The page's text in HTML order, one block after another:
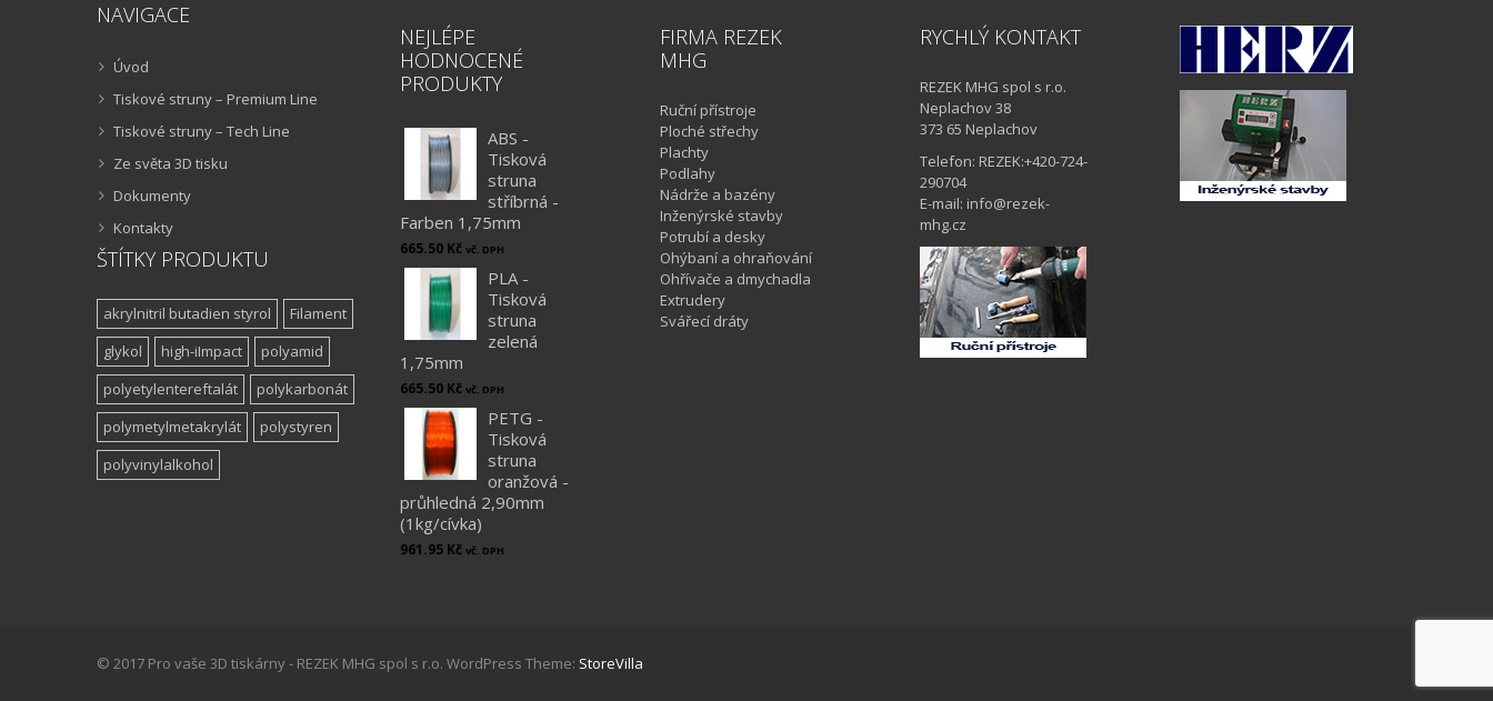
NAVIGACE
Úvod
Tiskové struny – Premium Line
Tiskové struny – Tech Line
Ze světa 3D tisku
Dokumenty
Kontakty
ŠTÍTKY PRODUKTU
akrylnitril butadien styrol
Filament
glykol
high-iImpact
polyamid
polyetylentereftalát
polykarbonát
polymetylmetakrylát
polystyren
polyvinylalkohol
NEJLÉPE
HODNOCENÉ
PRODUKTY
ABS -
Tisková
struna
stříbrná -
Farben 1,75mm
665.50 Kč vč. DPH
PLA -
Tisková
struna
zelená
1,75mm
665.50 Kč vč. DPH
PETG -
Tisková
struna
oranžová -
průhledná 2,90mm
(1kg/cívka)
961.95 Kč vč. DPH
FIRMA REZEK
MHG
Ruční přístroje
Ploché střechy
Plachty
Podlahy
Nádrže a bazény
Inženýrské stavby
Potrubí a desky
Ohýbaní a ohraňování
Ohřívače a dmychadla
Extrudery
Svářecí dráty
RYCHLÝ KONTAKT
REZEK MHG spol s r.o.
Neplachov 38
373 65 Neplachov
Telefon: REZEK:+420-724-
290704
E-mail: info@rezek-
mhg.cz
© 2017 Pro vaše 3D tiskárny - REZEK MHG spol s r.o. WordPress Theme: StoreVilla